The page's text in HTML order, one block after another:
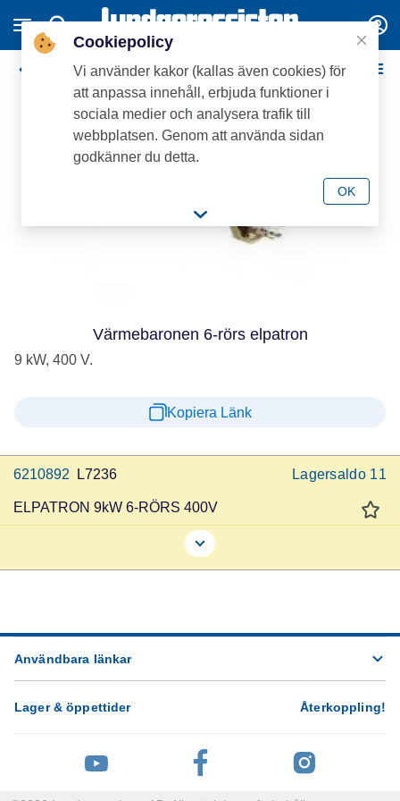
Elpatroner / Tbh Ackumulatortankar
Värmebaronen 6-rörs elpatron
9 kW, 400 V.
Kopiera Länk
6210892 L7236 Lagersaldo 11
ELPATRON 9kW 6-RÖRS 400V
Användbara länkar
Lager & öppettider Återkoppling!
Cookiepolicy
Vi använder kakor (kallas även cookies) för
att anpassa innehåll, erbjuda funktioner i
sociala medier och analysera trafik till
webbplatsen. Genom att använda sidan
godkänner du detta.
OK